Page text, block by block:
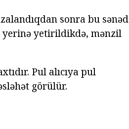
sonra bu sənəd
yerinə yetirildikdə, mənzil
Pul alıcıya pul
görülür.